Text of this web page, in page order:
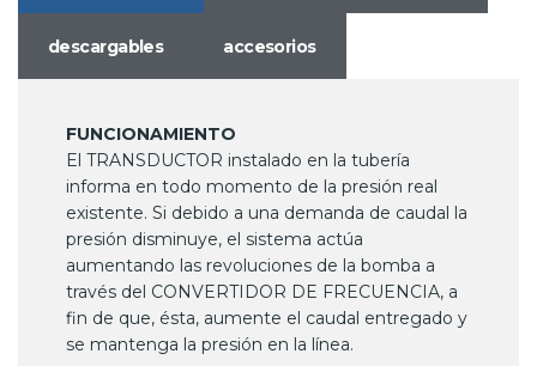
descargables accesorios
FUNCIONAMIENTO
El TRANSDUCTOR instalado en la tubería
informa en todo momento de la presión real
existente. Si debido a una demanda de caudal la
presión disminuye, el sistema actúa
aumentando las revoluciones de la bomba a
través del CONVERTIDOR DE FRECUENCIA, a
fin de que, ésta, aumente el caudal entregado y
se mantenga la presión en la línea.